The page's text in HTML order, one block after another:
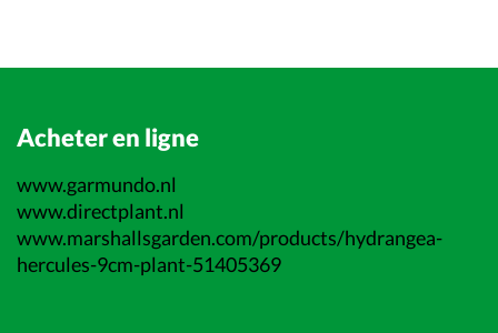
Acheter en ligne
www.garmundo.nl
www.directplant.nl
www.marshallsgarden.com/products/hydrangea-
hercules-9cm-plant-51405369